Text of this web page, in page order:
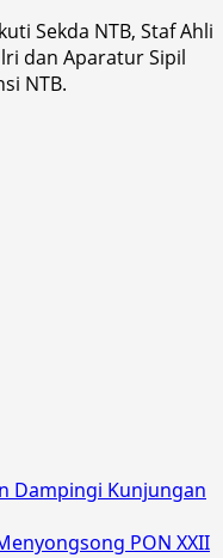
Sekda NTB, Staf Ahli
dan Aparatur Sipil
NTB.
Dampingi Kunjungan
PON XXII